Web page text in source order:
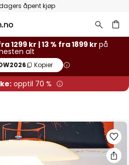
åpent kjøp
1299 kr | 13 % fra 1899 krpå
alt
Kopier
opptil 70 %